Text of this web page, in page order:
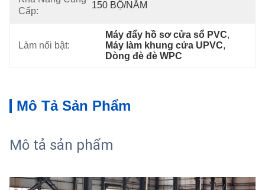
Cấp:
150 BỘ/NĂM
Làm nổi bật:
Máy đẩy hồ sơ cửa sổ PVC
Máy làm khung cửa UPVC
Dòng đè đè WPC
Mô Tả Sản Phẩm
Mô tả sản phẩm